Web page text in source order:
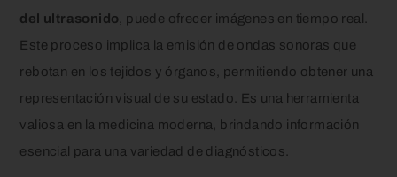
del ultrasonido , puede ofrecer imágenes en tiempo real.
Este proceso implica la emisión de ondas sonoras que
rebotan en los tejidos y órganos, permitiendo obtener una
representación visual de su estado. Es una herramienta
valiosa en la medicina moderna, brindando información
esencial para una variedad de diagnósticos.